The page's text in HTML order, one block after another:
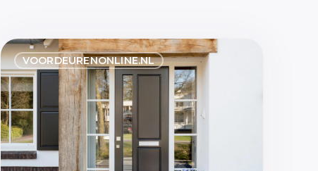
VOORDEURENONLINE.NL
De
Veiligheid
van
je
Voordeur:
Bescherm
Je
Huis